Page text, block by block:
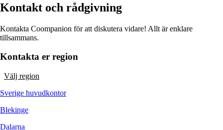
Kontakt och rådgivning
Kontakta Coompanion för att diskutera vidare! Allt är enklare
tillsammans.
Kontakta er region
Välj region
Sverige huvudkontor
Blekinge
Dalarna